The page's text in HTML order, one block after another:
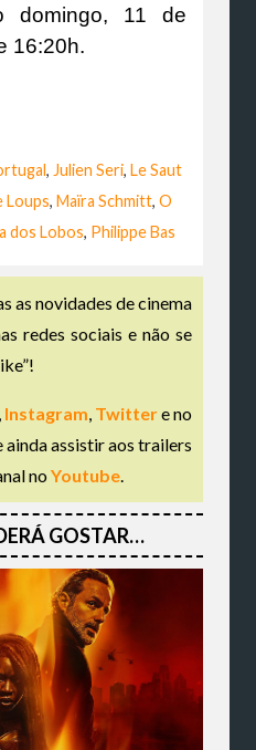
domingo, 11 de
16:20h.
, Julien Seri, Le Saut
Loups, Maïra Schmitt, O
dos Lobos, Philippe Bas
as novidades de cinema
redes sociais e não se
Instagram Twittere no
ainda assistir aos trailers
noYoutube
GOSTAR…